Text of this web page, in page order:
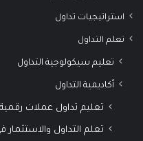
استراتيجيات تداول
تعلم التداول
تعليم سيكولوجية التداول
أكاديمية التداول
تعليم تداول عملات رقمية
تعلم التداول والاستثمار